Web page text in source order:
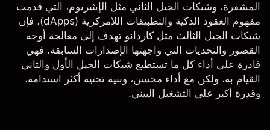
المشفرة، وشبكات الجيل الثاني مثل الإيثيريوم، التي قدمت
مفهوم العقود الذكية والتطبيقات اللامركزية (dApps)، فإن
شبكات الجيل الثالث مثل كاردانو تهدف إلى معالجة أوجه
القصور والتحديات التي واجهتها الإصدارات السابقة. فهي
قادرة على أداء كل ما تستطيع شبكات الجيل الأول والثاني
القيام به، ولكن مع أداء محسن، وبنية تحتية أكثر استدامة،
وقدرة أكبر على التشغيل البيني.